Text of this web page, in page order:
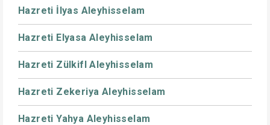
Hazreti İlyas Aleyhisselam
Hazreti Elyasa Aleyhisselam
Hazreti Zülkifl Aleyhisselam
Hazreti Zekeriya Aleyhisselam
Hazreti Yahya Aleyhisselam